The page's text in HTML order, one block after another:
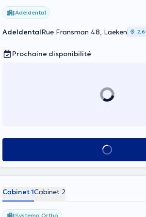
Adeldental
AdeldentalRue Fransman 48, Laeken 2,6
Prochaine disponibilité
Voir tout
Cabinet 1Cabinet 2
Systema Ortho